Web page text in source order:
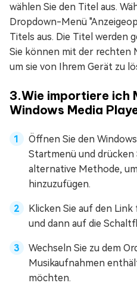
wählen Sie den Titel aus.
Dropdown-Menü
Titels aus. Die Titel werden
Sie können mit der rechten
um sie von Ihrem Gerät zu
3.Wie importiere ich
Windows Media
Öffnen Sie den
Startmenü und drücken
alternative Methode,
hinzuzufügen.
Klicken Sie auf den
und dann auf die
Wechseln Sie zu dem
Musikaufnahmen
möchten.